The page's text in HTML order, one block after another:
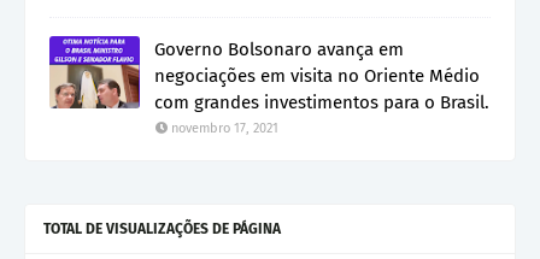
Governo Bolsonaro avança em
negociações em visita no Oriente Médio
com grandes investimentos para o Brasil.
novembro 17, 2021
TOTAL DE VISUALIZAÇÕES DE PÁGINA